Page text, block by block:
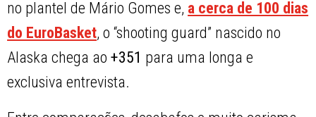
no plantel de Mário Gomes e, a cerca de 100 dias
do EuroBasket, o “shooting guard” nascido no
Alaska chega ao+351 para uma longa e
exclusiva entrevista.